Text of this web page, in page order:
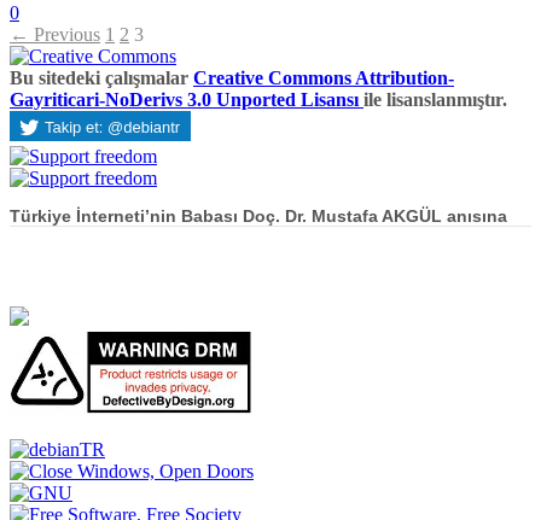
0
← Previous 1 2 3
Bu sitedeki çalışmalar Creative Commons Attribution-
Gayriticari-NoDerivs 3.0 Unported Lisansı ile lisanslanmıştır.
Türkiye İnterneti’nin Babası Doç. Dr. Mustafa AKGÜL anısına